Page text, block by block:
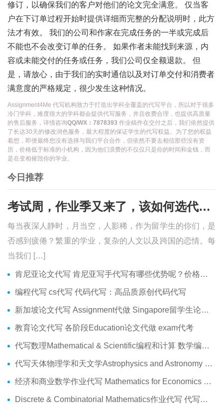
修订，以确保我们的客户对他们的论文完全满意。 仅当客
户在下订单过程开始时提供详细而完整的分配说明时，此方
法才有效。 我们的公司和作家在完成任务的一半或完成后
不能也不会改变订单的任务。 如果作者未能找到来源，内
容或未能交付的任务或任务，我们公司仅全额退款。 但
是，请放心，由于我们的实时通信以及对订单交付和消费者
满意度的严格规定，很少发生这种情况。
Assignment4Me 代写机构致力于打造出学科全覆盖的代写平台，所以对于很多
冷门学科，难度很大的学科都会提供代写服务，并且收费合理，也提供高质量
的售后服务，详情咨询QQ/WX：7878393 作业稿件在交付之后，我们依然提供
了长达30天的修改润色服务，最大程度的保证学生的代写权益。为了您的权益
着想，即便最终您没有选择与我们平台合作，但依然不要去相信那些没有资
历，价格低于标准的小机构，因为他们浪费的不仅仅只是你的时间和金钱，而
是在变相摧毁你的学业。
今日推荐
考试周，作业季又来了，该如何选代写？便宜的代写、代考会有哪些问题？
每当夜深人静时，月当空，人影稀，作为留学生的你们，是
否感到疲倦？繁重的学业，复杂的人文以及跨国的恋情。每
当我们 […]
肯尼亚论文代写 肯尼亚写手代写有哪些优势呢？价格便宜吗？
编程代写 cs代写 代码代写：高品质原创代码代写
新加坡论文代写 Assignment代做 Singapore留学生论文代写服务
教育论文代写 各阶段Education论文代做 exam代考
代写数理Mathematical & Scientific编程和计算 数学编程作业代做
代写天体物理学和天文学Astrophysics and Astronomy 天文学Assignment代做
经济和商业数学作业代写 Mathematics for Economics Business代做Online exam代考
Discrete & Combinatorial Mathematics作业代写 代写离散 组合数学Assignment代做